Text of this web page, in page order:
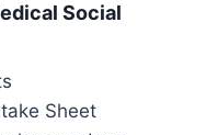
Social
Sheet